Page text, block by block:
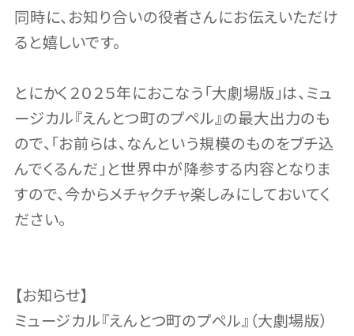
同時に、お知り合いの役者さんにお伝えいただけ
ると嬉しいです。
とにかく２０２５年におこなう「大劇場版」は、ミュ
ージカル『えんとつ町のプペル』の最大出力のも
ので、「お前らは、なんという規模のものをブチ込
んでくるんだ」と世界中が降参する内容となりま
すので、今からメチャクチャ楽しみにしておいてく
ださい。
【お知らせ】
ミュージカル『えんとつ町のプペル』（大劇場版）